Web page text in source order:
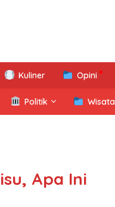
Kuliner Opini
Politik Wisata
Apa Ini